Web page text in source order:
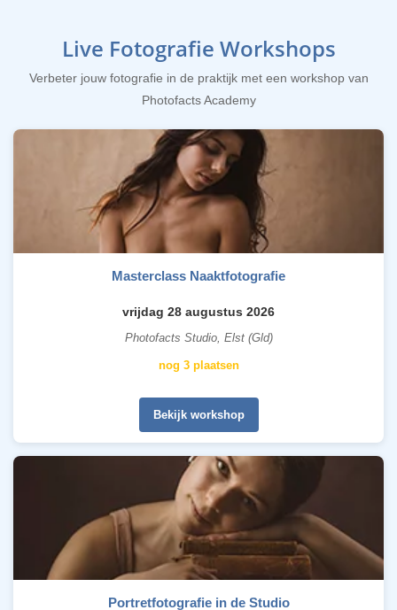
Live Fotografie Workshops
Verbeter jouw fotografie in de praktijk met een workshop van
Photofacts Academy
Masterclass Naaktfotografie
vrijdag 28 augustus 2026
Photofacts Studio, Elst (Gld)
nog 3 plaatsen
Bekijk workshop
Portretfotografie in de Studio